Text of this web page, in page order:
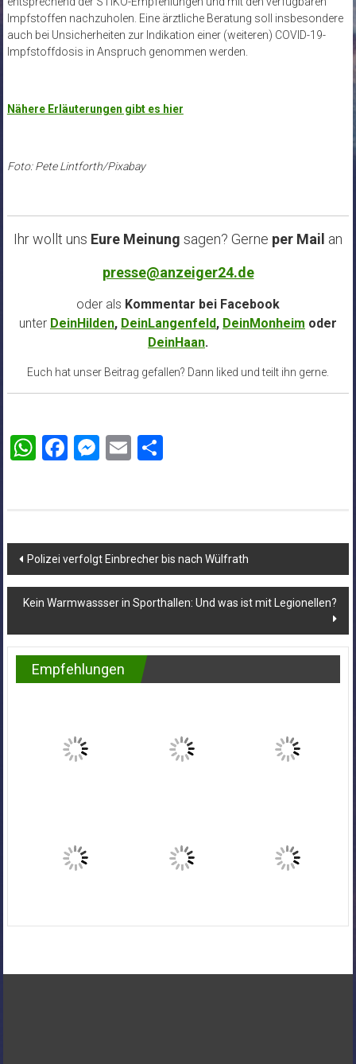
Impfstoffen nachzuholen. Eine ärztliche Beratung soll insbesondere
auch bei Unsicherheiten zur Indikation einer (weiteren) COVID-19-
Impfstoffdosis in Anspruch genommen werden.
Nähere Erläuterungen gibt es hier
Foto: Pete Lintforth/Pixabay
Ihr wollt uns Eure Meinung sagen? Gerne per Mail an
presse@anzeiger24.de
oder als Kommentar bei Facebook
unter DeinHilden, DeinLangenfeld, DeinMonheim oder
DeinHaan.
Euch hat unser Beitrag gefallen? Dann liked und teilt ihn gerne.
WhatsApp
Facebook
Messenger
EmailTeilen
Beitragsnavigation
Polizei verfolgt Einbrecher bis nach Wülfrath
Kein Warmwassser in Sporthallen: Und was ist mit Legionellen?
Empfehlungen